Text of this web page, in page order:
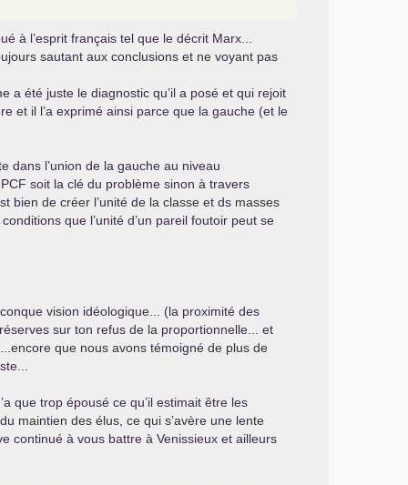
à l’esprit français tel que le décrit Marx...
sautant aux conclusions et ne voyant pas
a été juste le diagnostic qu’il a posé et qui rejoit
et il l’a exprimé ainsi parce que la gauche (et le
dans l’union de la gauche au niveau
PCF soit la clé du problème sinon à travers
bien de créer l’unité de la classe et ds masses
que l’unité d’un pareil foutoir peut se
vision idéologique... (la proximité des
sur ton refus de la proportionnelle... et
que nous avons témoigné de plus de
que trop épousé ce qu’il estimait être les
maintien des élus, ce qui s’avère une lente
continué à vous battre à Venissieux et ailleurs